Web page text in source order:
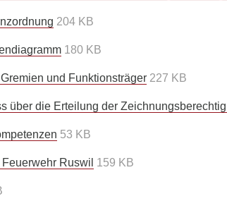
204 KB
180 KB
und Funktionsträger 227 KB
über die Erteilung der
53 KB
Ruswil 159 KB